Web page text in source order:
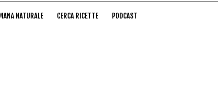
NATURALE CERCA RICETTE PODCAST